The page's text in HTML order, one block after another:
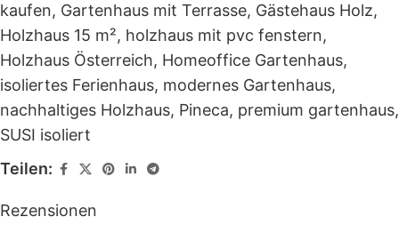
kaufen, Gartenhaus mit Terrasse, Gästehaus Holz,
Holzhaus 15 m², holzhaus mit pvc fenstern,
Holzhaus Österreich, Homeoffice Gartenhaus,
isoliertes Ferienhaus, modernes Gartenhaus,
nachhaltiges Holzhaus, Pineca, premium gartenhaus,
SUSI isoliert
Teilen:
Rezensionen